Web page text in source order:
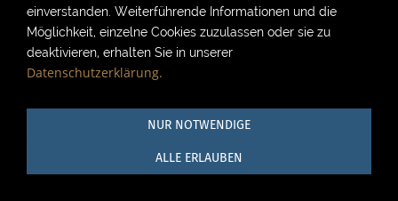
einverstanden. Weiterführende Informationen und die
Möglichkeit, einzelne Cookies zuzulassen oder sie zu
deaktivieren, erhalten Sie in unserer
Datenschutzerklärung.
NUR NOTWENDIGE
ALLE ERLAUBEN